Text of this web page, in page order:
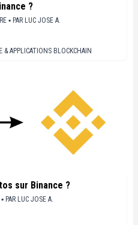
?
▪ PAR LUC JOSE A.
& APPLICATIONS BLOCKCHAIN
sur Binance ?
PAR LUC JOSE A.